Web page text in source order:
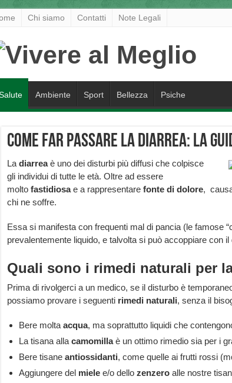
Chi siamo Contatti Note Legali
Ambiente Sport Bellezza Psiche
Come far passare la diarrea: la
La diarreaè uno dei disturbi più diffusi che colpisce
gli individui di tutte le età. Oltre ad essere
molto fastidiosae a rappresentarefonte di dolore,
chi ne soffre.
Essa si manifesta con frequenti mal di pancia (le famose
prevalentemente liquido, e talvolta si può accoppiare con il
Quali sono i rimedi naturali per
Prima di rivolgerci a un medico, se il disturbo è
possiamo provare i seguenti rimedi naturali, senza il
Bere molta acqua, ma soprattutto liquidi che
La tisana alla camomillaè un ottimo rimedio sia per i
Bere tisane antiossidanti, come quelle ai frutti rossi
Aggiungere del mielee/o dello zenzeroalle nostre